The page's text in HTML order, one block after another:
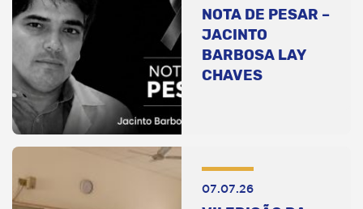
NOTA DE PESAR –
JACINTO
BARBOSA LAY
CHAVES
07.07.26